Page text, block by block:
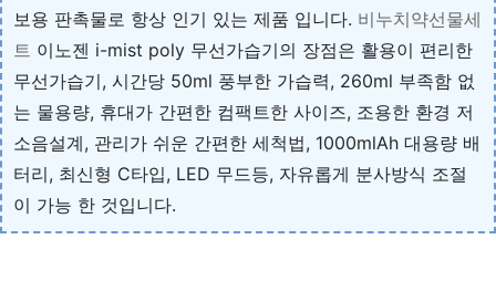
보용 판촉물로 항상 인기 있는 제품 입니다. 비누치약선물세
트 이노젠 i-mist poly 무선가습기의 장점은 활용이 편리한
무선가습기, 시간당 50ml 풍부한 가습력, 260ml 부족함 없
는 물용량, 휴대가 간편한 컴팩트한 사이즈, 조용한 환경 저
소음설계, 관리가 쉬운 간편한 세척법, 1000mlAh 대용량 배
터리, 최신형 C타입, LED 무드등, 자유롭게 분사방식 조절
이 가능 한 것입니다.